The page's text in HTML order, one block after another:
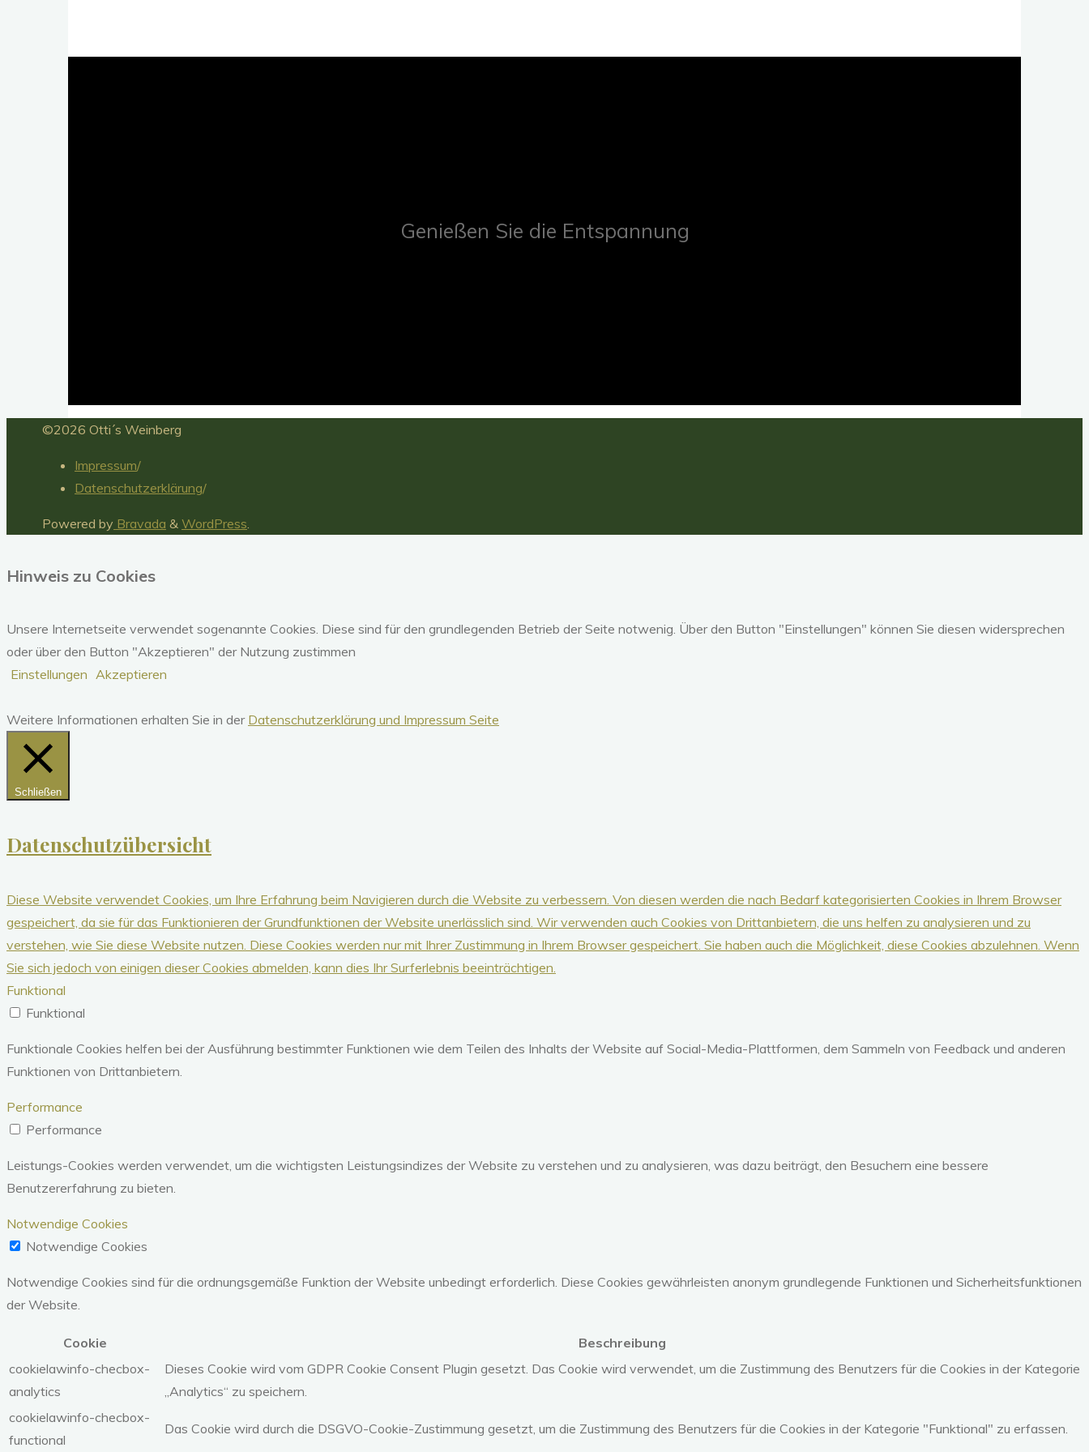
Genießen Sie die Entspannung
©2026 Otti´s Weinberg
Impressum/
Datenschutzerklärung/
Powered by Bravada & WordPress
Hinweis zu Cookies
Unsere Internetseite verwendet sogenannte Cookies. Diese sind für den grundlegenden Betrieb der Seite notwenig. Über den Button "Einstellungen" können Sie diesen widersprechen
oder über den Button "Akzeptieren" der Nutzung zustimmen
Einstellungen Akzeptieren
Weitere Informationen erhalten Sie in der Datenschutzerklärung und Impressum Seite
Schließen
Datenschutzübersicht
Diese Website verwendet Cookies, um Ihre Erfahrung beim Navigieren durch die Website zu verbessern. Von diesen werden die nach Bedarf kategorisierten Cookies in Ihrem Browser
gespeichert, da sie für das Funktionieren der Grundfunktionen der Website unerlässlich sind. Wir verwenden auch Cookies von Drittanbietern, die uns helfen zu analysieren und zu
verstehen, wie Sie diese Website nutzen. Diese Cookies werden nur mit Ihrer Zustimmung in Ihrem Browser gespeichert. Sie haben auch die Möglichkeit, diese Cookies abzulehnen. Wenn
Sie sich jedoch von einigen dieser Cookies abmelden, kann dies Ihr Surferlebnis beeinträchtigen.
Funktional
Funktional
Funktionale Cookies helfen bei der Ausführung bestimmter Funktionen wie dem Teilen des Inhalts der Website auf Social-Media-Plattformen, dem Sammeln von Feedback und anderen
Funktionen von Drittanbietern.
Performance
Performance
Leistungs-Cookies werden verwendet, um die wichtigsten Leistungsindizes der Website zu verstehen und zu analysieren, was dazu beiträgt, den Besuchern eine bessere
Benutzererfahrung zu bieten.
Notwendige Cookies
Notwendige Cookies
Notwendige Cookies sind für die ordnungsgemäße Funktion der Website unbedingt erforderlich. Diese Cookies gewährleisten anonym grundlegende Funktionen und Sicherheitsfunktionen
der Website.
Cookie
Beschreibung
cookielawinfo-checbox-
analytics
Dieses Cookie wird vom GDPR Cookie Consent Plugin gesetzt. Das Cookie wird verwendet, um die Zustimmung des Benutzers für die Cookies in der Kategorie
„Analytics“ zu speichern.
cookielawinfo-checbox-
functional
Das Cookie wird durch die DSGVO-Cookie-Zustimmung gesetzt, um die Zustimmung des Benutzers für die Cookies in der Kategorie "Funktional" zu erfassen.